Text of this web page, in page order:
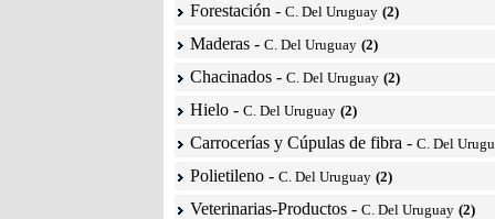
Forestación - C. Del Uruguay (2)
Maderas - C. Del Uruguay (2)
Chacinados - C. Del Uruguay (2)
Hielo - C. Del Uruguay (2)
Carrocerías y Cúpulas de fibra - C. Del
Polietileno - C. Del Uruguay (2)
Veterinarias-Productos - C. Del Uruguay (2)